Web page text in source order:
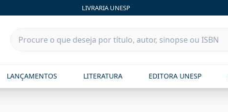
LIVRARIA UNESP
LANÇAMENTOS LITERATURA EDITORA UNESP